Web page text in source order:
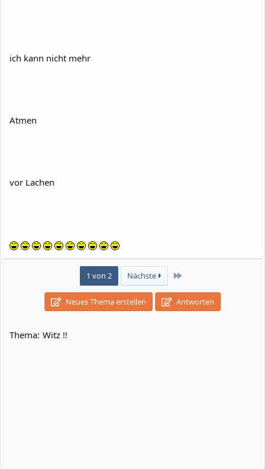
ich kann nicht mehr
Atmen
vor Lachen
1 von 2 Nächste Letzte
Neues Thema erstellen Antworten
Thema: Witz !!